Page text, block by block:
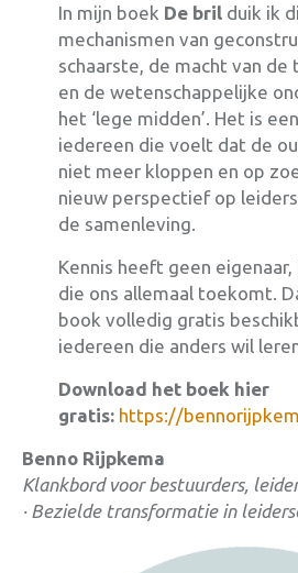
In mijn boek De brilduik ik
mechanismen van
schaarste, de macht van de
en de wetenschappelijke
het ‘lege midden’. Het is
iedereen die voelt dat de
niet meer kloppen en op
nieuw perspectief op
de samenleving.
Kennis heeft geen
die ons allemaal toekomt.
book volledig gratis
iedereen die anders wil
Download het boek hier
gratis: https://
Benno Rijpkema
Klankbord voor bestuurders,
· Bezielde transformatie in